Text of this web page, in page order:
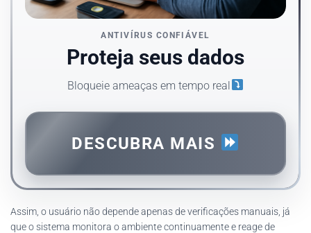
ANTIVÍRUS CONFIÁVEL
Proteja seus dados
Bloqueie ameaças em tempo real
DESCUBRA MAIS
Assim, o usuário não depende apenas de verificações manuais, já
que o sistema monitora o ambiente continuamente e reage de